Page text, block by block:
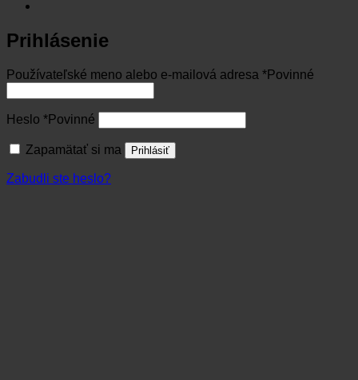
Prihlásenie
Používateľské meno alebo e-mailová adresa *Povinné
Heslo *Povinné
Zapamätať si ma Prihlásiť
Zabudli ste heslo?